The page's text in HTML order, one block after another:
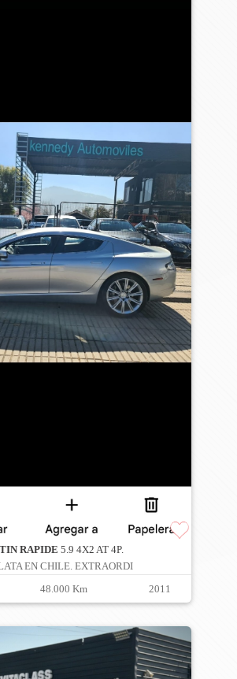
RAPIDE 5.9 4X2 AT 4P.
EN CHILE. EXTRAORDI
48.000 Km 2011